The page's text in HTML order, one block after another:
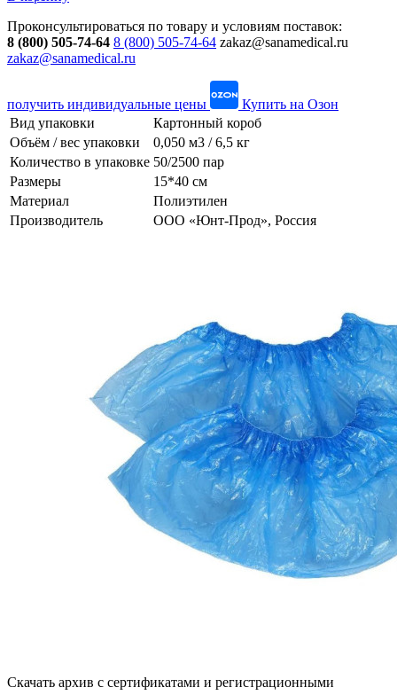
Проконсультироваться по товару и условиям поставок:
8 (800) 505-74-64 8 (800) 505-74-64 zakaz@sanamedical.ru
zakaz@sanamedical.ru
получить индивидуальные цены
Купить на Озон
Вид упаковки
Картонный короб
Объём / вес упаковки
0,050 м3 / 6,5 кг
Количество в упаковке 50/2500 пар
Размеры
15*40 см
Материал
Полиэтилен
Производитель
ООО «Юнт-Прод», Россия
Скачать архив с сертификатами и регистрационными